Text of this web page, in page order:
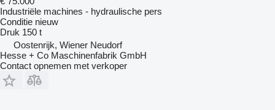
Industriële machines - hydraulische pers
Conditie nieuw
Druk 150 t
Oostenrijk, Wiener Neudorf
Hesse + Co Maschinenfabrik GmbH
Contact opnemen met verkoper